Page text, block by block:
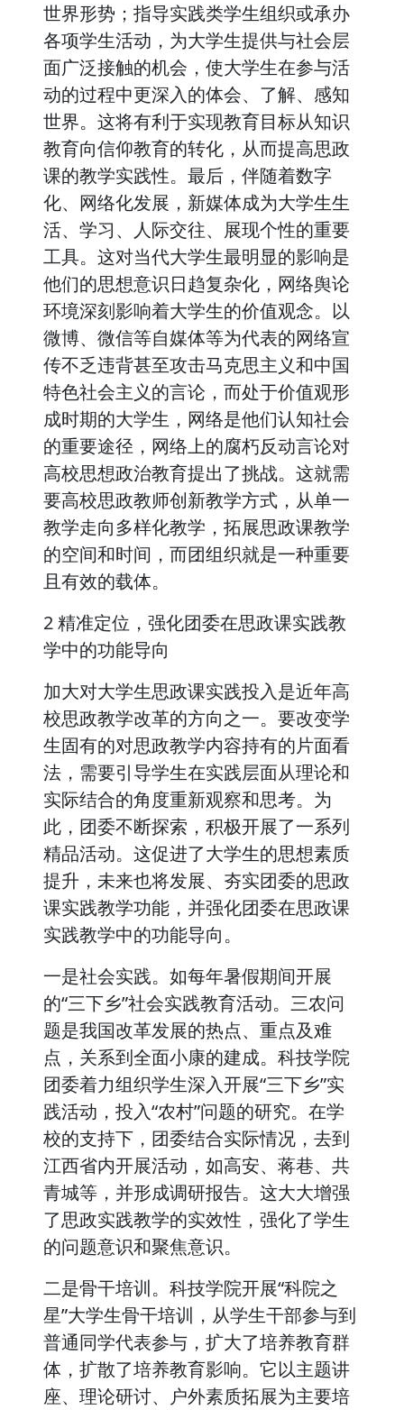
世界形势；指导实践类学生组织或承办
各项学生活动，为大学生提供与社会层
面广泛接触的机会，使大学生在参与活
动的过程中更深入的体会、了解、感知
世界。这将有利于实现教育目标从知识
教育向信仰教育的转化，从而提高思政
课的教学实践性。最后，伴随着数字
化、网络化发展，新媒体成为大学生生
活、学习、人际交往、展现个性的重要
工具。这对当代大学生最明显的影响是
他们的思想意识日趋复杂化，网络舆论
环境深刻影响着大学生的价值观念。以
微博、微信等自媒体等为代表的网络宣
传不乏违背甚至攻击马克思主义和中国
特色社会主义的言论，而处于价值观形
成时期的大学生，网络是他们认知社会
的重要途径，网络上的腐朽反动言论对
高校思想政治教育提出了挑战。这就需
要高校思政教师创新教学方式，从单一
教学走向多样化教学，拓展思政课教学
的空间和时间，而团组织就是一种重要
且有效的载体。
2 精准定位，强化团委在思政课实践教
学中的功能导向
加大对大学生思政课实践投入是近年高
校思政教学改革的方向之一。要改变学
生固有的对思政教学内容持有的片面看
法，需要引导学生在实践层面从理论和
实际结合的角度重新观察和思考。为
此，团委不断探索，积极开展了一系列
精品活动。这促进了大学生的思想素质
提升，未来也将发展、夯实团委的思政
课实践教学功能，并强化团委在思政课
实践教学中的功能导向。
一是社会实践。如每年暑假期间开展
的“三下乡”社会实践教育活动。三农问
题是我国改革发展的热点、重点及难
点，关系到全面小康的建成。科技学院
团委着力组织学生深入开展“三下乡”实
践活动，投入“农村”问题的研究。在学
校的支持下，团委结合实际情况，去到
江西省内开展活动，如高安、蒋巷、共
青城等，并形成调研报告。这大大增强
了思政实践教学的实效性，强化了学生
的问题意识和聚焦意识。
二是骨干培训。科技学院开展“科院之
星”大学生骨干培训，从学生干部参与到
普通同学代表参与，扩大了培养教育群
体，扩散了培养教育影响。它以主题讲
座、理论研讨、户外素质拓展为主要培